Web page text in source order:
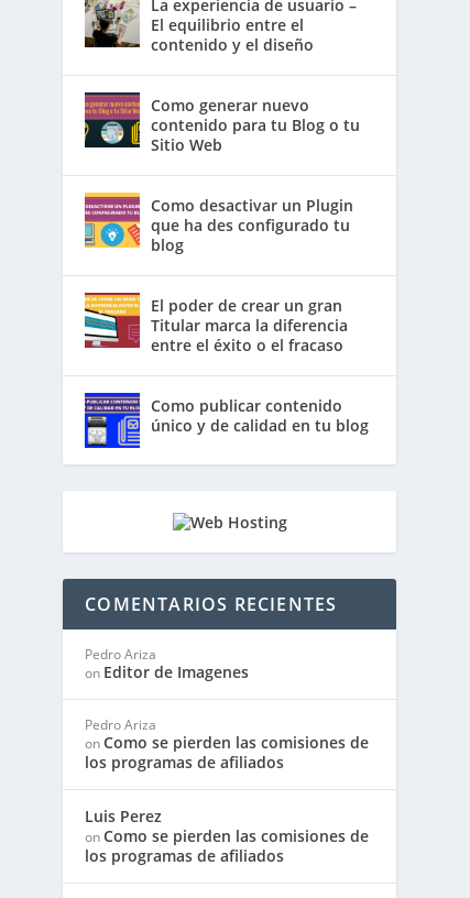
La experiencia de usuario –
El equilibrio entre el
contenido y el diseño
Como generar nuevo
contenido para tu Blog o tu
Sitio Web
Como desactivar un Plugin
que ha des configurado tu
blog
El poder de crear un gran
Titular marca la diferencia
entre el éxito o el fracaso
Como publicar contenido
único y de calidad en tu blog
COMENTARIOS RECIENTES
Pedro Ariza
on Editor de Imagenes
Pedro Ariza
onComo se pierden las comisiones de
los programas de afiliados
Luis Perez
onComo se pierden las comisiones de
los programas de afiliados